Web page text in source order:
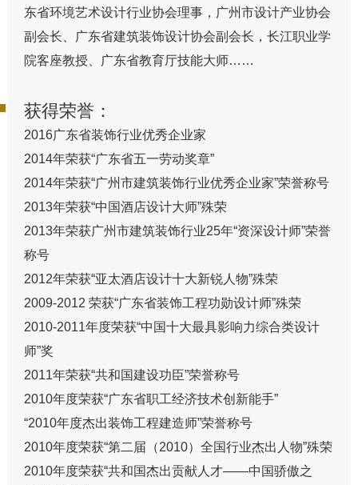
东省环境艺术设计行业协会理事，广州市设计产业协会
副会长、广东省建筑装饰设计协会副会长，长江职业学
院客座教授、广东省教育厅技能大师……
获得荣誉：
2016广东省装饰行业优秀企业家
2014年荣获“广东省五一劳动奖章”
2014年荣获“广州市建筑装饰行业优秀企业家”荣誉称号
2013年荣获“中国酒店设计大师”殊荣
2013年荣获广州市建筑装饰行业25年“资深设计师”荣誉
称号
2012年荣获“亚太酒店设计十大新锐人物”殊荣
2009-2012 荣获“广东省装饰工程功勋设计师”殊荣
2010-2011年度荣获“中国十大最具影响力综合类设计
师”奖
2011年荣获“共和国建设功臣”荣誉称号
2010年度荣获“广东省职工经济技术创新能手”
“2010年度杰出装饰工程建造师”荣誉称号
2010年度荣获“第二届（2010）全国行业杰出人物”殊荣
2010年度荣获“共和国杰出贡献人才——中国骄傲之